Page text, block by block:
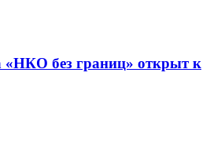
«НКО без границ» открыт к